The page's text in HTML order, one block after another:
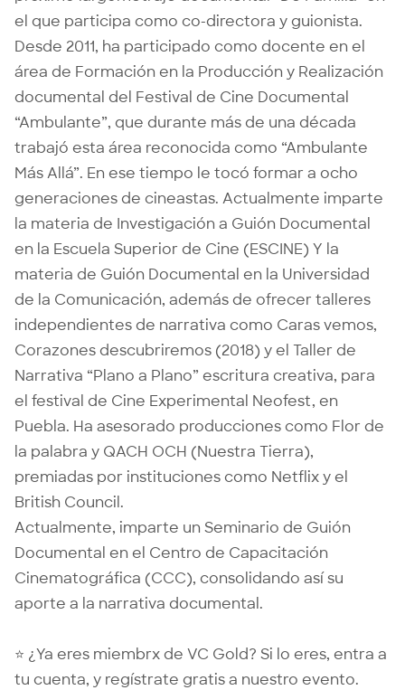
el que participa como co-directora y guionista.
Desde 2011, ha participado como docente en el
área de Formación en la Producción y Realización
documental del Festival de Cine Documental
“Ambulante”, que durante más de una década
trabajó esta área reconocida como “Ambulante
Más Allá”. En ese tiempo le tocó formar a ocho
generaciones de cineastas. Actualmente imparte
la materia de Investigación a Guión Documental
en la Escuela Superior de Cine (ESCINE) Y la
materia de Guión Documental en la Universidad
de la Comunicación, además de ofrecer talleres
independientes de narrativa como Caras vemos,
Corazones descubriremos (2018) y el Taller de
Narrativa “Plano a Plano” escritura creativa, para
el festival de Cine Experimental Neofest, en
Puebla. Ha asesorado producciones como Flor de
la palabra y QACH OCH (Nuestra Tierra),
premiadas por instituciones como Netflix y el
British Council.
Actualmente, imparte un Seminario de Guión
Documental en el Centro de Capacitación
Cinematográfica (CCC), consolidando así su
aporte a la narrativa documental.
⭐ ¿Ya eres miembrx de VC Gold? Si lo eres, entra a
tu cuenta, y regístrate gratis a nuestro evento.